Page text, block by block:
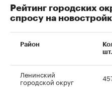
Рейтинг городских
спросу на
Район
шт.
Ленинский
городской округ